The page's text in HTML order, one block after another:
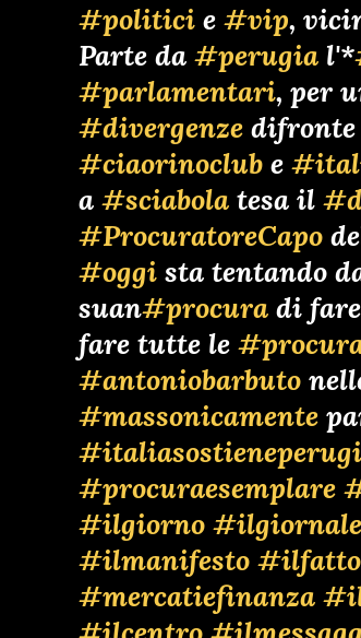
#politici e #vip,
Parte da #perugia l'*
#parlamentari, per
#divergenze
#ciaorinoclub e
a #sciabola tesa il
#ProcuratoreCapo
#oggi sta tentando
suan#procura di
fare tutte le
#antoniobarbuto
#massonicamente
#procuraesemplare
#ilgiorno #ilgiornale
#ilmanifesto
#mercatiefinanza